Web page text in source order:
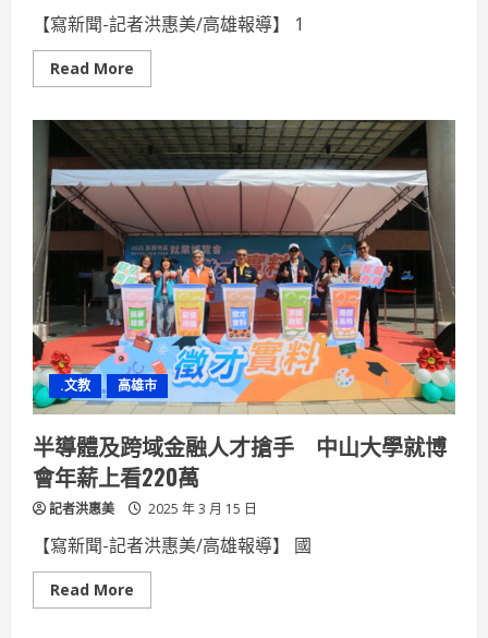
【寫新聞-記者洪惠美/高雄報導】 1
Read More
more
接
高
今
年
最
大
運
動
盛
會
114
年
全
國
原
住
民
族
運
動
會
倒
數
一
週
.文教 高雄市
半導體及跨域金融人才搶手 中山大學就博
會年薪上看220萬
記者洪惠美 2025 年 3 月 15 日
【寫新聞-記者洪惠美/高雄報導】 國
Read More
more